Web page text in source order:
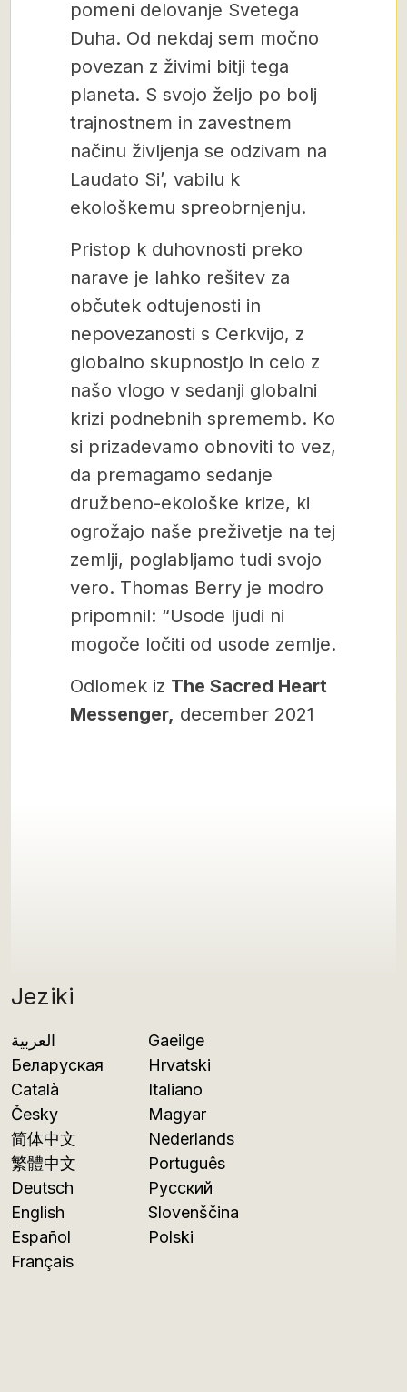
Jeziki
العربية
Беларуская
Català
Česky
简体中文
繁體中文
Deutsch
English
Español
Français
Gaeilge
Hrvatski
Italiano
Magyar
Nederlands
Português
Русский
Slovenščina
Polski
pomeni delovanje Svetega
Duha. Od nekdaj sem močno
povezan z živimi bitji tega
planeta. S svojo željo po bolj
trajnostnem in zavestnem
načinu življenja se odzivam na
Laudato Si’, vabilu k
ekološkemu spreobrnjenju.
Pristop k duhovnosti preko
narave je lahko rešitev za
občutek odtujenosti in
nepovezanosti s Cerkvijo, z
globalno skupnostjo in celo z
našo vlogo v sedanji globalni
krizi podnebnih sprememb. Ko
si prizadevamo obnoviti to vez,
da premagamo sedanje
družbeno-ekološke krize, ki
ogrožajo naše preživetje na tej
zemlji, poglabljamo tudi svojo
vero. Thomas Berry je modro
pripomnil: “Usode ljudi ni
mogoče ločiti od usode zemlje.
Odlomek iz The Sacred Heart
Messenger, december 2021